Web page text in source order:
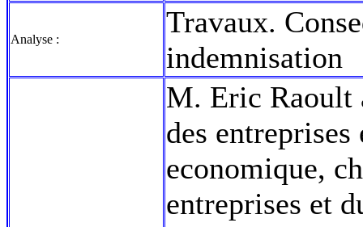
Analyse :
Travaux.
indemnisation
M. Eric Raoult
des
economique,
entreprises et